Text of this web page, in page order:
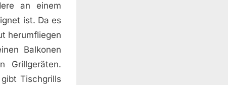
an einem
ist. Da es
herumfliegen
Balkonen
Grillgeräten.
Tischgrills